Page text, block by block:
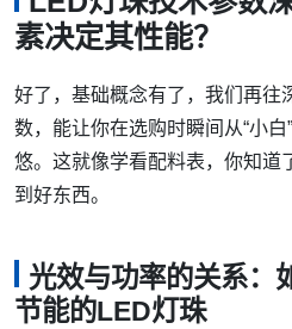
素决定其性能？
好了，基础概念有了，我们再往
数，能让你在选购时瞬间从“小白
悠。这就像学看配料表，你知道
到好东西。
光效与功率的关系：
节能的LED灯珠